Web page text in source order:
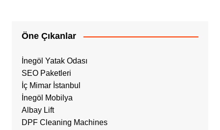
Öne Çıkanlar
İnegöl Yatak Odası
SEO Paketleri
İç Mimar İstanbul
İnegöl Mobilya
Albay Lift
DPF Cleaning Machines